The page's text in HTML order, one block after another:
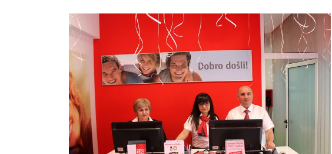
MOJ PROFIL
TELEFONSKI IMENIK